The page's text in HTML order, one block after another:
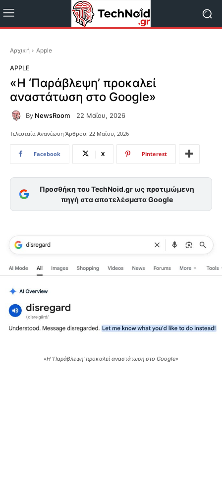
Αρχική Apple
APPLE
«Η ‘Παράβλεψη’ προκαλεί
αναστάτωση στο Google»
By NewsRoom 22 Μαΐου, 2026
Τελευταία Ανανέωση Άρθρου: 22 Μαΐου, 2026
Facebook X Pinterest
Προσθήκη του TechNoid.gr ως προτιμώμενη
πηγή στα αποτελέσματα Google
«Η 'Παράβλεψη' προκαλεί αναστάτωση στο Google»